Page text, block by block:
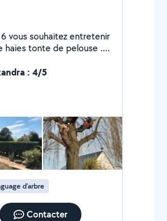
vous souhaitez entretenir
haies tonte de pelouse .
: 4/5
d'arbre
Contacter